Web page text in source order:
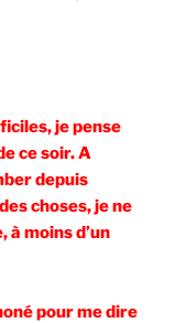
je pense
ce soir. A
depuis
choses, je ne
moins d’un
pour me dire